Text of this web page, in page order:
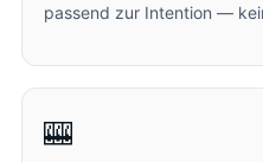
passend zur Intention —
🎰